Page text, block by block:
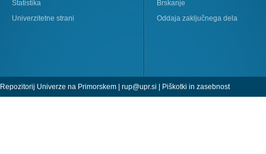
Statistika
Univerzitetne strani
Brskanje
Oddaja zaključnega dela
Repozitorij Univerze na Primorskem | rup@upr.si | Piškotki in zasebnost